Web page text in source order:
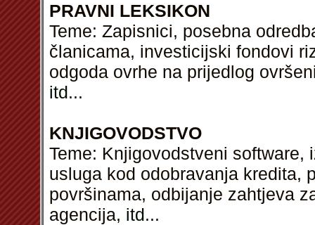
PRAVNI LEKSIKON
Teme: Zapisnici, posebna
članicama, investicijski fondovi
odgoda ovrhe na prijedlog
itd...
KNJIGOVODSTVO
Teme: Knjigovodstveni
usluga kod odobravanja kredita,
površinama, odbijanje zahtjeva
agencija, itd...